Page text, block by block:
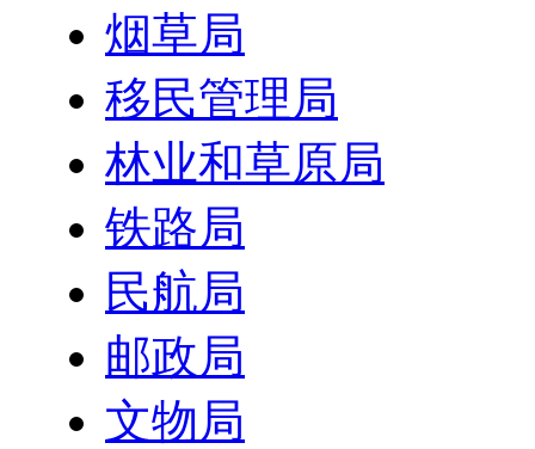
烟草局
移民管理局
林业和草原局
铁路局
民航局
邮政局
文物局